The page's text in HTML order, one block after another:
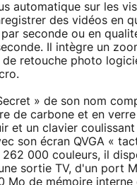
automatique sur les
des vidéos en
seconde ou en
Il intègre un
retouche photo
» de son nom
de carbone et en
et un clavier
son écran QVGA «
262 000 couleurs, il
sortie TV, d'un port
Mo de mémoire